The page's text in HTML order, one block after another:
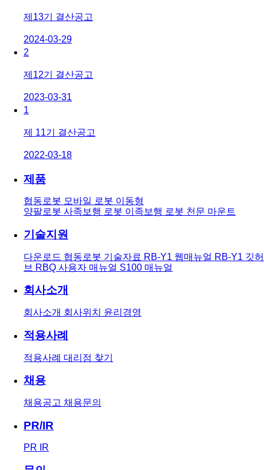
제13기 결산공고
2024-03-29
2
제12기 결산공고
2023-03-31
1
제 11기 결산공고
2022-03-18
제품
협동로봇 모바일 로봇 이동형
양팔로봇 사족보행 로봇 이족보행 로봇 천문 마운트
기술지원
다운로드 협동로봇 기술자료 RB-Y1 웹매뉴얼 RB-Y1 깃허
브 RBQ 사용자 매뉴얼 S100 매뉴얼
회사소개
회사소개 회사위치 윤리경영
적용사례
적용사례 대리점 찾기
채용
채용공고 채용문의
PR/IR
PR IR